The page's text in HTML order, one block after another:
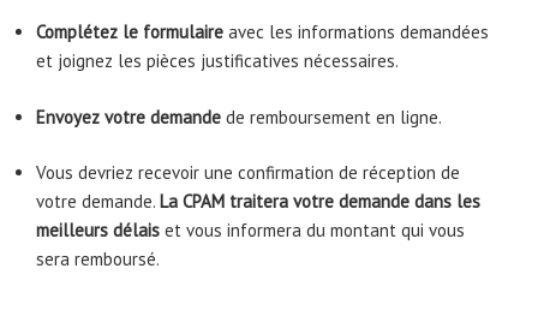
Complétez le formulaire avec les informations demandées
et joignez les pièces justificatives nécessaires.
Envoyez votre demande de remboursement en ligne.
Vous devriez recevoir une confirmation de réception de
votre demande. La CPAM traitera votre demande dans les
meilleurs délais et vous informera du montant qui vous
sera remboursé.